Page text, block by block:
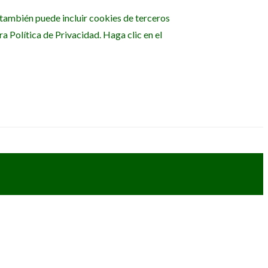
puede incluir cookies de terceros
Política de Privacidad. Haga clic en el